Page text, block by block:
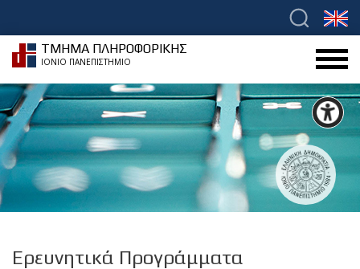
ΤΜΗΜΑ ΠΛΗΡΟΦΟΡΙΚΗΣ
ΙΟΝΙΟ ΠΑΝΕΠΙΣΤΗΜΙΟ
Ερευνητικά Προγράμματα